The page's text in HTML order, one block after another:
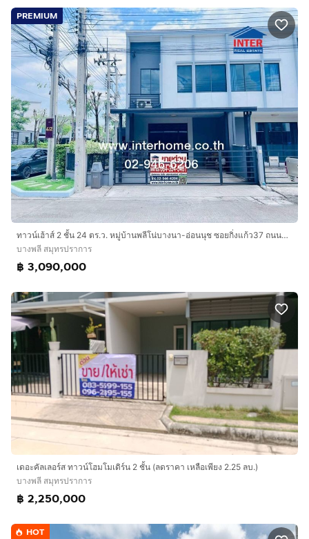
PREMIUM
ทาวน์เฮ้าส์ 2 ชั้น 24 ตร.ว. หมู่บ้านพลีโน่บางนา-อ่อนนุช ซอยกิ่งแก้ว37 ถนนลาดกระบัง ถนนบางนา-ตราด ถนนกิ่งแก้ว บางพลี สมุทรปราการ
บางพลี สมุทรปราการ
฿ 3,090,000
เดอะคัลเลอร์ส ทาวน์โฮมโมเดิร์น 2 ชั้น (ลดราคา เหลือเพียง 2.25 ลบ.)
บางพลี สมุทรปราการ
฿ 2,250,000
HOT